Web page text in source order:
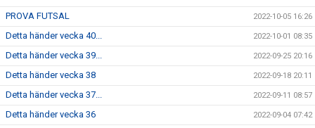
PROVA FUTSAL 2022-10-05 16:26
Detta händer vecka 40... 2022-10-01 08:35
Detta händer vecka 39... 2022-09-25 20:16
Detta händer vecka 38 2022-09-18 20:11
Detta händer vecka 37... 2022-09-11 08:57
Detta händer vecka 36 2022-09-04 07:42